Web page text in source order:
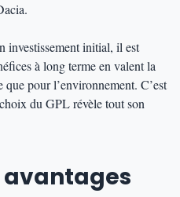
investissement initial, il est
à long terme en valent la
pour l’environnement. C’est
du GPL révèle tout son
avantages